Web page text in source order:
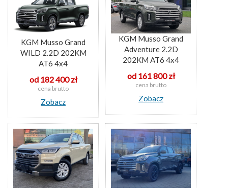
KGM Musso Grand
WILD 2.2D 202KM
AT6 4x4
od 182 400 zł
cena brutto
Zobacz
KGM Musso Grand
Adventure 2.2D
202KM AT6 4x4
od 161 800 zł
cena brutto
Zobacz